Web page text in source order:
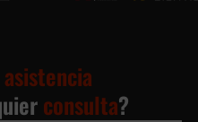
asistencia
consulta?